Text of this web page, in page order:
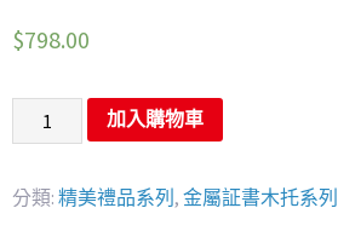
$798.00
加入購物車
分類: 精美禮品系列 , 金屬証書木托系列